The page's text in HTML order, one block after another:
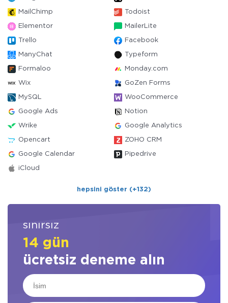
MailChimp Todoist
Elementor MailerLite
Trello Facebook
ManyChat Typeform
Formaloo Monday.com
Wix GoZen Forms
MySQL WooCommerce
Google Ads Notion
Wrike Google Analytics
Opencart ZOHO CRM
Google Calendar Pipedrive
iCloud
hepsini göster (+132)
sınırsız
14 gün
ücretsiz deneme alın